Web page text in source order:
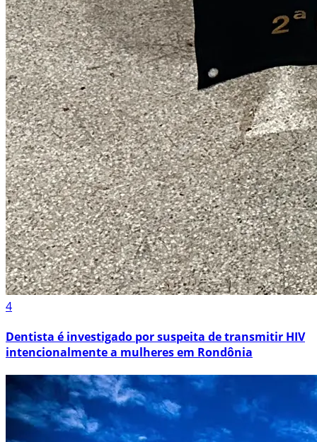
4
Dentista é investigado por suspeita de transmitir HIV
intencionalmente a mulheres em Rondônia